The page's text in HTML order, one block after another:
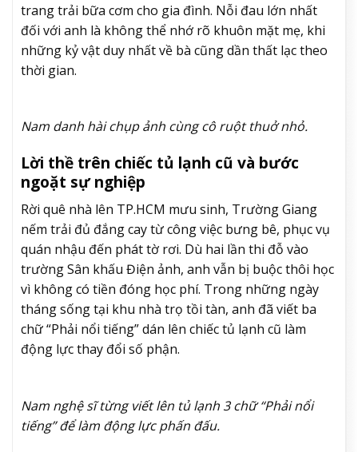
trang trải bữa cơm cho gia đình. Nỗi đau lớn nhất
đối với anh là không thể nhớ rõ khuôn mặt mẹ, khi
những kỷ vật duy nhất về bà cũng dần thất lạc theo
thời gian.
Nam danh hài chụp ảnh cùng cô ruột thuở nhỏ.
Lời thề trên chiếc tủ lạnh cũ và bước
ngoặt sự nghiệp
Rời quê nhà lên TP.HCM mưu sinh, Trường Giang
nếm trải đủ đắng cay từ công việc bưng bê, phục vụ
quán nhậu đến phát tờ rơi. Dù hai lần thi đỗ vào
trường Sân khấu Điện ảnh, anh vẫn bị buộc thôi học
vì không có tiền đóng học phí. Trong những ngày
tháng sống tại khu nhà trọ tồi tàn, anh đã viết ba
chữ “Phải nổi tiếng” dán lên chiếc tủ lạnh cũ làm
động lực thay đổi số phận.
Nam nghệ sĩ từng viết lên tủ lạnh 3 chữ “Phải nổi
tiếng” để làm động lực phấn đấu.